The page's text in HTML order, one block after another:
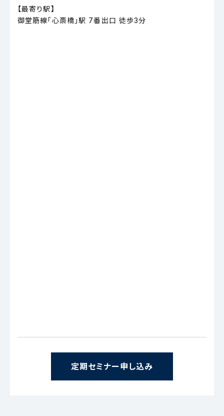
【最寄り駅】
御堂筋線「心斎橋」駅 7番出口 徒歩3分
定期セミナー申し込み